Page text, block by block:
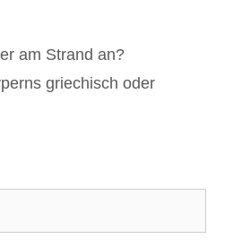
am Strand an?
griechisch oder